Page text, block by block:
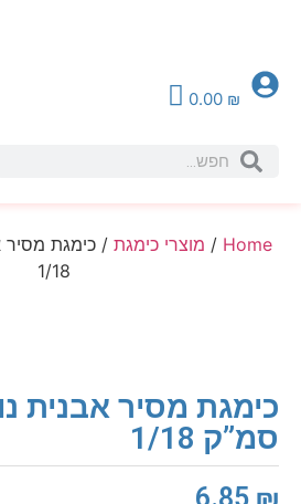
0.00 ₪
Home
/ מוצרי כימגת
1/18
סמ”ק 1/18